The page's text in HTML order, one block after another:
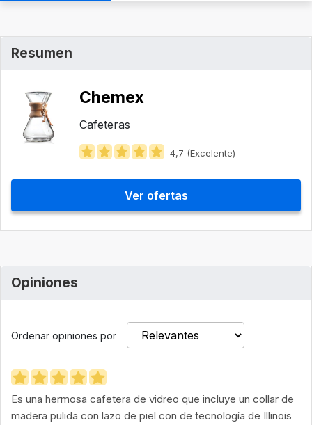
Resumen
Chemex
Cafeteras
4,7 (Excelente)
Ver ofertas
Opiniones
Ordenar opiniones por
Es una hermosa cafetera de vidreo que incluye un collar de
madera pulida con lazo de piel con de tecnología de Illinois